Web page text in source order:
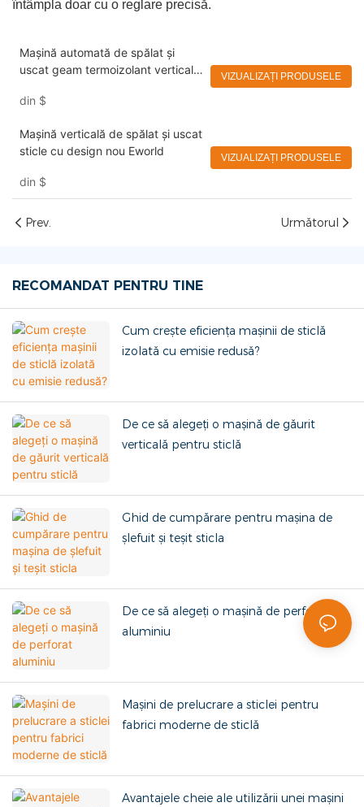
întâmpla doar cu o reglare precisă.
Mașină automată de spălat și
uscat geam termoizolant vertical
din $
VIZUALIZAȚI PRODUSELE
Mașină verticală de spălat și uscat
sticle cu design nou Eworld
din $
VIZUALIZAȚI PRODUSELE
Prev. Următorul
RECOMANDAT PENTRU TINE
Cum crește eficiența mașinii de sticlă
izolată cu emisie redusă?
De ce să alegeți o mașină de găurit
verticală pentru sticlă
Ghid de cumpărare pentru mașina de
șlefuit și teșit sticla
De ce să alegeți o mașină de perforat
aluminiu
Mașini de prelucrare a sticlei pentru
fabrici moderne de sticlă
Avantajele cheie ale utilizării unei mașini